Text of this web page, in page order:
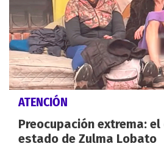
ATENCIÓN
Preocupación extrema:
estado de Zulma Lobato